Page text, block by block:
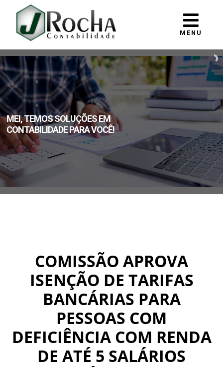
MENU
MEI, TEMOS SOLUÇÕES EM
CONTABILIDADE PARA VOCÊ!
COMISSÃO APROVA
ISENÇÃO DE TARIFAS
BANCÁRIAS PARA
PESSOAS COM
DEFICIÊNCIA COM RENDA
DE ATÉ 5 SALÁRIOS